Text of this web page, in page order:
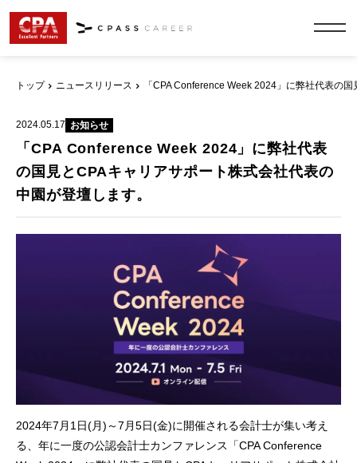
トップ ニュースリリース 「CPA Conference Week 2024」に弊社代表の
2024.05.17 お知らせ
「CPA Conference Week 2024」に弊社代表
の国見とCPAキャリアサポート株式会社代表の
中園が登壇します。
2024年7月1日(月)～7月5日(金)に開催される会計士が集い考え
る、年に一度の公認会計士カンファレンス「CPA Conference